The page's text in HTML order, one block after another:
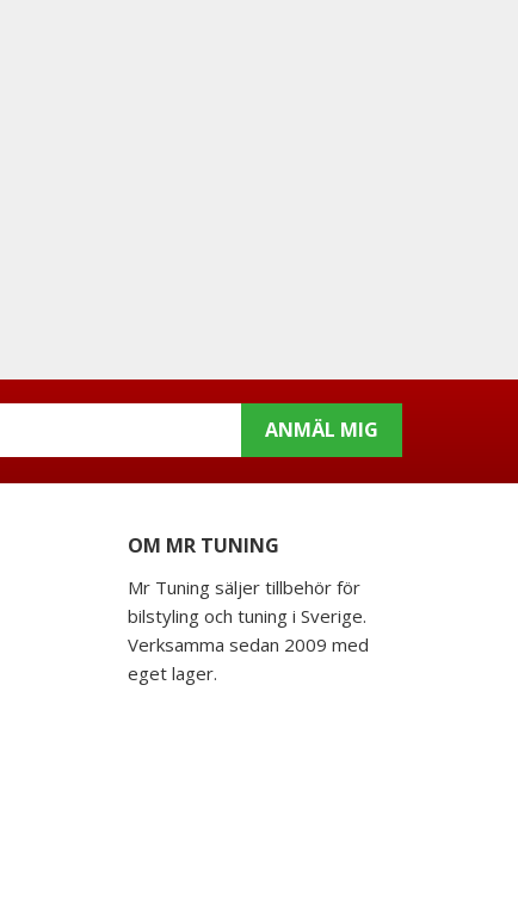
ANMÄL MIG
OM MR TUNING
Mr Tuning säljer tillbehör för
bilstyling och tuning i Sverige.
Verksamma sedan 2009 med
eget lager.